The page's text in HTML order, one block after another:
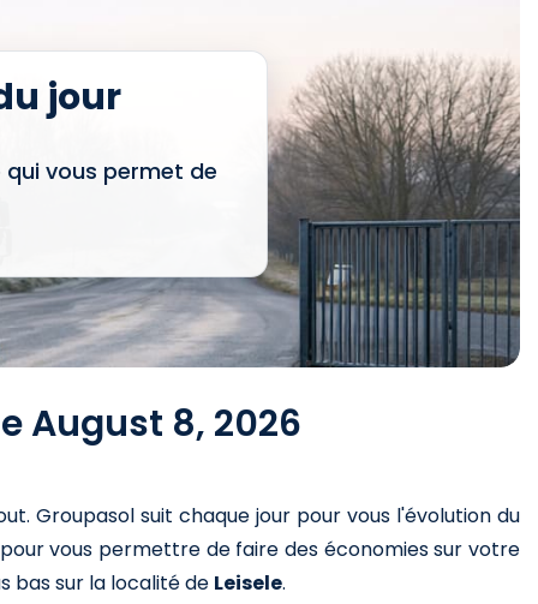
jour
qui vous permet de
August 8, 2026
. Groupasol suit chaque jour pour vous l'évolution du
vous permettre de faire des économies sur votre
bas sur la localité de Leisele.